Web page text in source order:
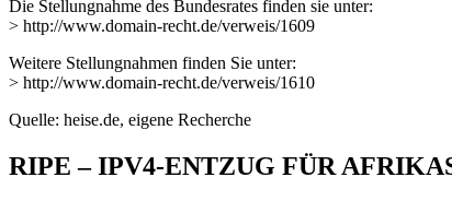
Die Stellungnahme des Bundesrates finden sie unter:
> http://www.domain-recht.de/verweis/1609
Weitere Stellungnahmen finden Sie unter:
> http://www.domain-recht.de/verweis/1610
Quelle: heise.de, eigene Recherche
RIPE – IPV4-ENTZUG FÜR